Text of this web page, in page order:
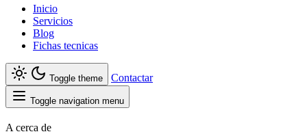
Inicio
Servicios
Blog
Fichas tecnicas
Toggle theme Contactar
Toggle navigation menu
A cerca de